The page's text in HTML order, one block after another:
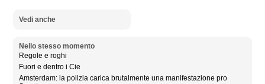
Vedi anche
Nello stesso momento
Regole e roghi
Fuori e dentro i Cie
Amsterdam: la polizia carica brutalmente una manifestazione pro